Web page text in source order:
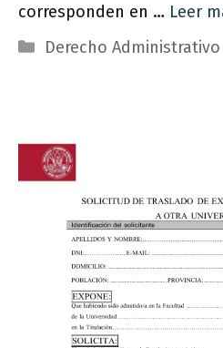
corresponden en … Leer
Categorías
Derecho Administrativo